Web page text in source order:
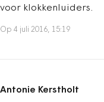
voor klokkenluiders.
Op 4 juli 2016, 15:19
Antonie Kerstholt